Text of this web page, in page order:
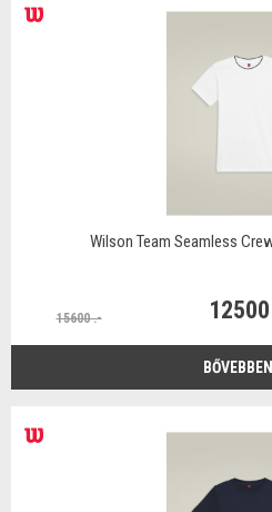
Wilson Team Seamless
15600 .-
BŐVEBBEN